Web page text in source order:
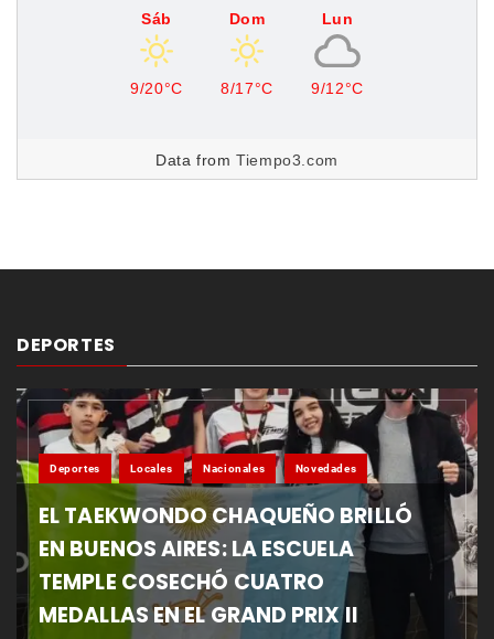
Sáb
9/20°C
Dom
8/17°C
Lun
9/12°C
Data fromTiempo3.com
DEPORTES
Deportes Locales Nacionales Novedades
EL TAEKWONDO CHAQUEÑO BRILLÓ
EN BUENOS AIRES: LA ESCUELA
TEMPLE COSECHÓ CUATRO
MEDALLAS EN EL GRAND PRIX II